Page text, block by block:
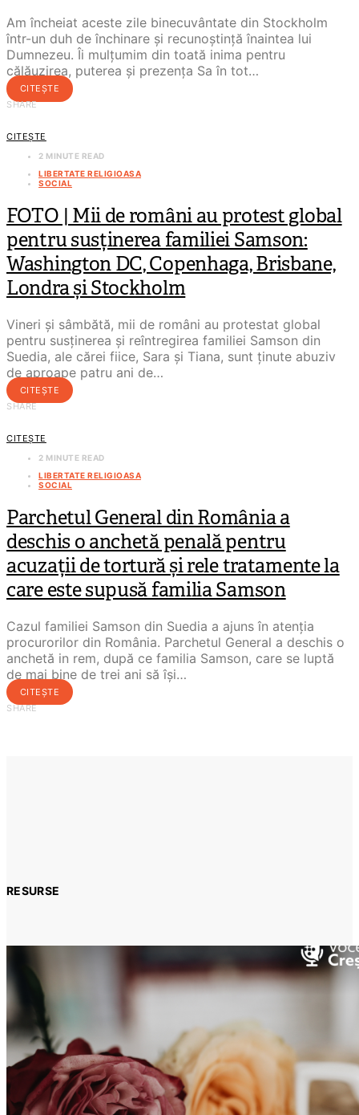
Am încheiat aceste zile binecuvântate din Stockholm
într-un duh de închinare și recunoștință înaintea lui
Dumnezeu. Îi mulțumim din toată inima pentru
călăuzirea, puterea și prezența Sa în tot…
CITEȘTE
SHARE
CITEȘTE
2 MINUTE READ
LIBERTATE RELIGIOASA
SOCIAL
FOTO | Mii de români au protest global
pentru susținerea familiei Samson:
Washington DC, Copenhaga, Brisbane,
Londra și Stockholm
Vineri și sâmbătă, mii de români au protestat global
pentru susținerea și reîntregirea familiei Samson din
Suedia, ale cărei fiice, Sara și Tiana, sunt ținute abuziv
de aproape patru ani de…
CITEȘTE
SHARE
CITEȘTE
2 MINUTE READ
LIBERTATE RELIGIOASA
SOCIAL
Parchetul General din România a
deschis o anchetă penală pentru
acuzații de tortură și rele tratamente la
care este supusă familia Samson
Cazul familiei Samson din Suedia a ajuns în atenția
procurorilor din România. Parchetul General a deschis o
anchetă in rem, după ce familia Samson, care se luptă
de mai bine de trei ani să își…
CITEȘTE
SHARE
RESURSE